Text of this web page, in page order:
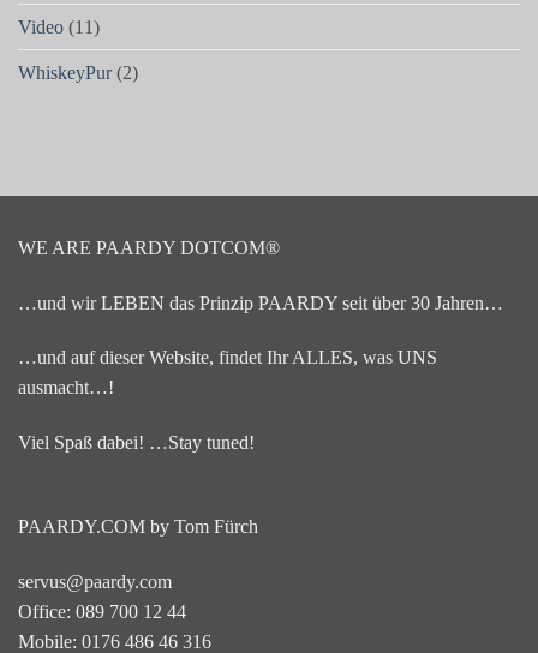
Video (11)
WhiskeyPur(2)
WE ARE PAARDY DOTCOM®
…und wir LEBEN das Prinzip PAARDY seit über 30 Jahren…
…und auf dieser Website, findet Ihr ALLES, was UNS
ausmacht…!
Viel Spaß dabei! …Stay tuned!
PAARDY.COM by Tom Fürch
servus@paardy.com
Office: 089 700 12 44
Mobile: 0176 486 46 316